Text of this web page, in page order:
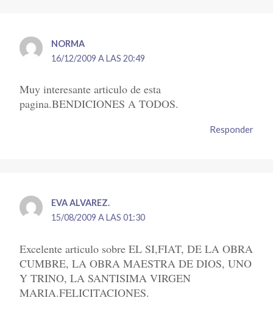
NORMA
16/12/2009 A LAS 20:49
Muy interesante articulo de esta
pagina.BENDICIONES A TODOS.
Responder
EVA ALVAREZ.
15/08/2009 A LAS 01:30
Excelente articulo sobre EL SI,FIAT, DE LA OBRA
CUMBRE, LA OBRA MAESTRA DE DIOS, UNO
Y TRINO, LA SANTISIMA VIRGEN
MARIA.FELICITACIONES.